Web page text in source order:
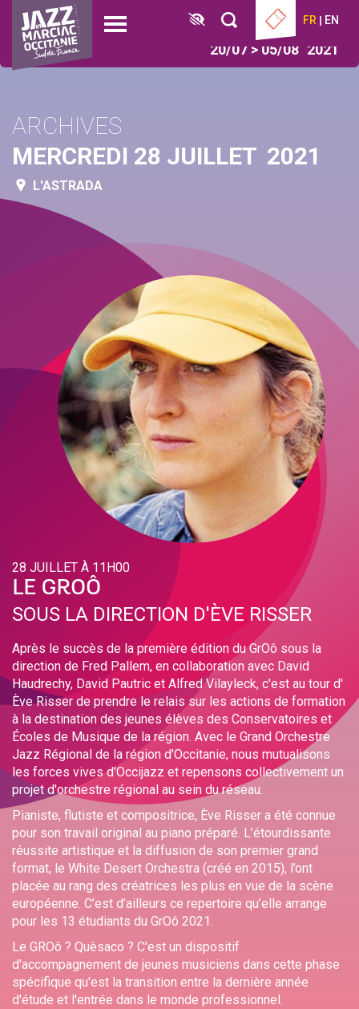
Aller
contenu
principal
Open
FR EN
2021
20/07 > 05/08
ARCHIVES
MERCREDI 28 JUILLET 2021
L'ASTRADA
28 JUILLET À 11H00
LE GROÔ
SOUS LA DIRECTION D'ÈVE RISSER
Après le succès de la première édition du GrOô sous la
direction de Fred Pallem, en collaboration avec David
Haudrechy, David Pautric et Alfred Vilayleck, c'est au tour d'
Ève Risser de prendre le relais sur les actions de formation
à la destination des jeunes élèves des Conservatoires et
Écoles de Musique de la région. Avec le Grand Orchestre
Jazz Régional de la région d'Occitanie, nous mutualisons
les forces vives d'Occijazz et repensons collectivement un
projet d'orchestre régional au sein du réseau.
Pianiste, flutiste et compositrice, Ève Risser a été connue
pour son travail original au piano préparé. L’étourdissante
réussite artistique et la diffusion de son premier grand
format, le White Desert Orchestra (créé en 2015), l’ont
placée au rang des créatrices les plus en vue de la scène
européenne. C’est d’ailleurs ce repertoire qu’elle arrange
pour les 13 étudiants du GrOô 2021.
Le GROô ? Quèsaco ? C'est un dispositif
d'accompagnement de jeunes musiciens dans cette phase
spécifique qu'est la transition entre la dernière année
d'étude et l'entrée dans le monde professionnel.
Panneau de gestion des cookies